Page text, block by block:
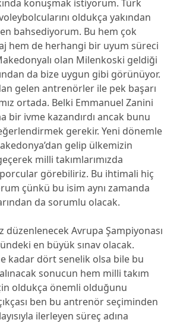
konuşmak istiyorum. Türk
oldukça yakından
bahsediyorum. Bu hem çok
hem de herhangi bir uyum süreci
olan Milenkoski geldiği
da bize uygun gibi görünüyor.
gelen antrenörler ile pek başarı
ortada. Belki Emmanuel Zanini
bir ivme kazandırdı ancak bunu
gerekir. Yeni dönemle
gelip ülkemizin
milli takımlarımızda
görebiliriz. Bu ihtimali hiç
çünkü bu isim aynı zamanda
da sorumlu olacak.
düzenlenecek Avrupa Şampiyonası
en büyük sınav olacak.
kadar dört senelik olsa bile bu
sonucun hem milli takım
oldukça önemli olduğunu
ben bu antrenör seçiminden
ilerleyen süreç adına